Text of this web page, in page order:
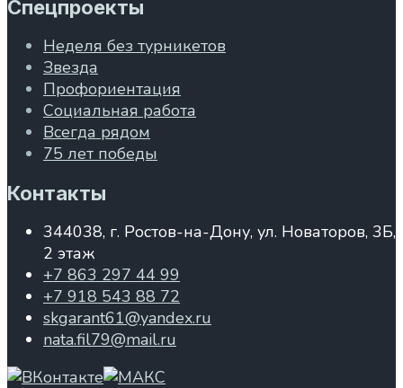
Спецпроекты
Неделя без турникетов
Звезда
Профориентация
Социальная работа
Всегда рядом
75 лет победы
Контакты
344038, г. Ростов-на-Дону, ул. Новаторов, 3Б,
2 этаж
+7 863 297 44 99
+7 918 543 88 72
skgarant61@yandex.ru
nata.fil79@mail.ru